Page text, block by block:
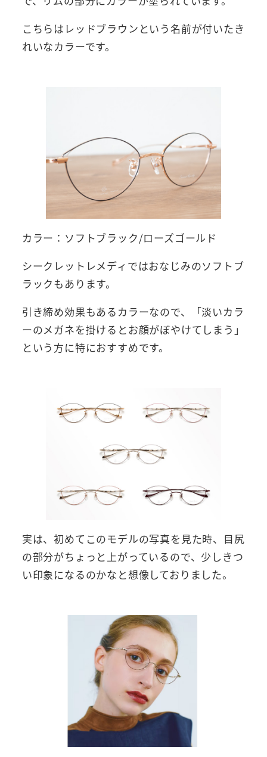
こちらはレッドブラウンという名前が付いたき
れいなカラーです。
カラー：ソフトブラック/ローズゴールド
シークレットレメディではおなじみのソフトブ
ラックもあります。
引き締め効果もあるカラーなので、「淡いカラ
ーのメガネを掛けるとお顔がぼやけてしまう」
という方に特におすすめです。
実は、初めてこのモデルの写真を見た時、目尻
の部分がちょっと上がっているので、少しきつ
い印象になるのかなと想像しておりました。